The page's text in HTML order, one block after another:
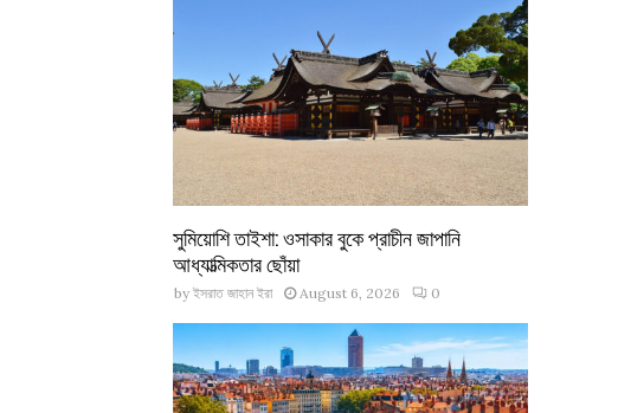
সুমিয়োশি তাইশা: ওসাকার বুকে প্রাচীন জাপানি
আধ্যাত্মিকতার ছোঁয়া
by ইসরাত জাহান ইরা August 6, 2026 0